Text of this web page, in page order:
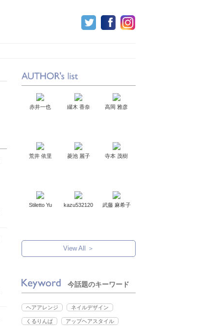
赤井一也 綴木 香奈 高岡 雅彦
荒井 依里 菱池 麗子 寺本 茂樹
Stiletto Yu kazu532120 武藤 麻希子
View All ＞
今話題のキーワード
ヘアアレンジ ネイルデザイン
くるりんぱ アップヘアスタイル